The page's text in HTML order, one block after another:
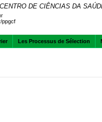
DE CIÊNCIAS DA
ppgcf
Les Processus de Sélection